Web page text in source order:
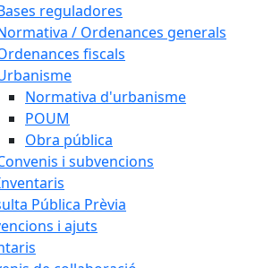
reguladores
/ Ordenances generals
fiscals
Normativa d'urbanisme
POUM
Obra pública
i subvencions
Pública Prèvia
i ajuts